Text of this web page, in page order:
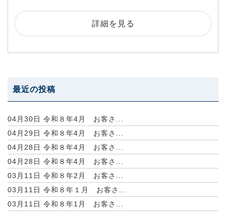
詳細を見る
最近の投稿
04月30日 令和８年4月 お客さ...
04月29日 令和８年4月 お客さ...
04月28日 令和８年4月 お客さ...
04月28日 令和８年4月 お客さ...
03月11日 令和８年2月 お客さ...
03月11日 令和８年１月 お客さ...
03月11日 令和８年1月 お客さ...